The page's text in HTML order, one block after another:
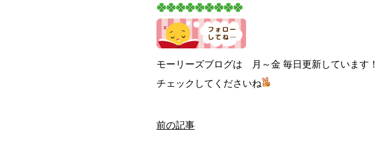
モーリーズブログは 月～金 毎日更新しています！
チェックしてくださいね
前の記事